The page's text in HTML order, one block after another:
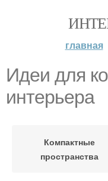
главная
Идеи для
интерьера
Компактные
пространства